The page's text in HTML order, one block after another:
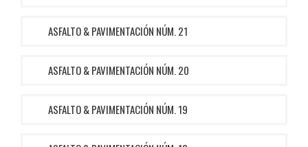
ASFALTO & PAVIMENTACIÓN NÚM. 21
ASFALTO & PAVIMENTACIÓN NÚM. 20
ASFALTO & PAVIMENTACIÓN NÚM. 19